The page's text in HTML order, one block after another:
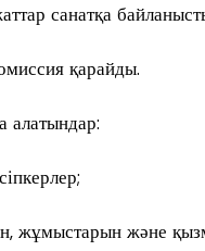
санатқа
қарайды.
алатындар:
жұмыстарын және